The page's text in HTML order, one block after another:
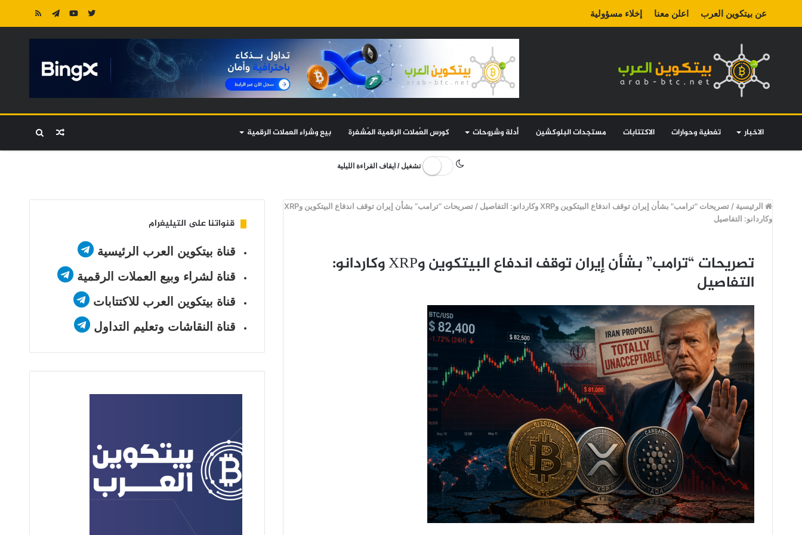
عن بيتكوين العرب اعلن معنا إخلاء مسؤولية
الاخبار تغطية وحوارات الاكتتابات مستجدات البلوكشين أدلة وشروحات كورس العُملات الرقمية المُشفرة بيع وشراء العملات الرقمية بحث مقال
تشغيل / ايقاف القراءة الليلية
الرئيسية / تصريحات "ترامب" بشأن إيران توقف اندفاع البيتكوين وXRP وكاردانو: التفاصيل /
تصريحات “ترامب” بشأن إيران توقف اندفاع البيتكوين وXRP
وكاردانو: التفاصيل
تصريحات “ترامب” بشأن إيران توقف اندفاع البيتكوين وXRP وكاردانو:
التفاصيل
قنواتنا على التيليغرام
قناة بيتكوين العرب الرئيسية
قناة لشراء وبيع العملات الرقمية
قناة بيتكوين العرب للاكتتابات
قناة النقاشات وتعليم التداول